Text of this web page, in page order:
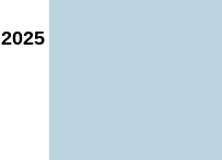
2025 / 5 / 20